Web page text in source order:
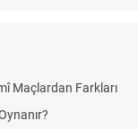
Maçlardan Farkları